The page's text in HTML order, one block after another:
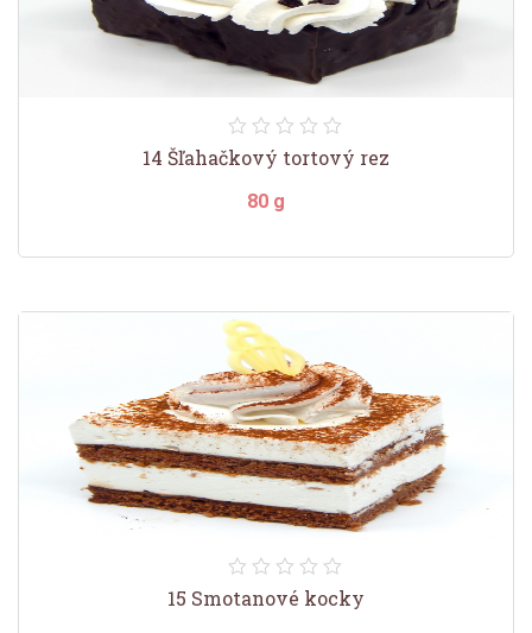
14 Šľahačkový tortový rez
80 g
15 Smotanové kocky